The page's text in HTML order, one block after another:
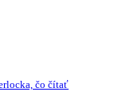
čo čítať